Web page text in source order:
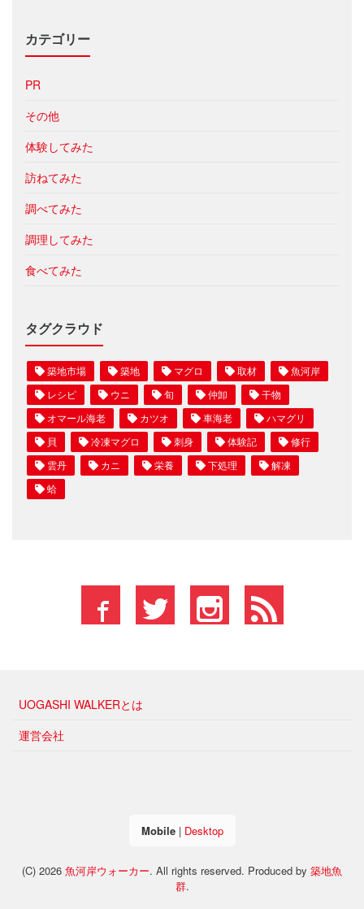
カテゴリー
PR
その他
体験してみた
訪ねてみた
調べてみた
調理してみた
食べてみた
タグクラウド
築地市場 築地 マグロ 取材
魚河岸
レシピ
ウニ 旬 仲卸
干物
オマール海老
カツオ 車海老
ハマグリ
貝
冷凍マグロ 刺身 体験記
修行
雲丹
カニ 栄養 下処理
解凍
蛤
UOGASHI WALKERとは
運営会社
Mobile| Desktop
(C) 2026 魚河岸ウォーカー. All rights reserved. Produced by 築地魚
群.